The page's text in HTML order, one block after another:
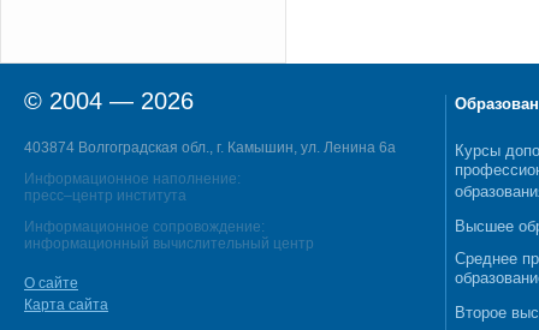
© 2004 — 2026
403874 Волгоградская обл., г. Камышин, ул. Ленина 6а
Информационное наполнение:
пресс–центр института
Информационное сопровождение:
информационный вычислительный центр
О сайте
Карта сайта
Курсы
Высшее
Среднее
Второе